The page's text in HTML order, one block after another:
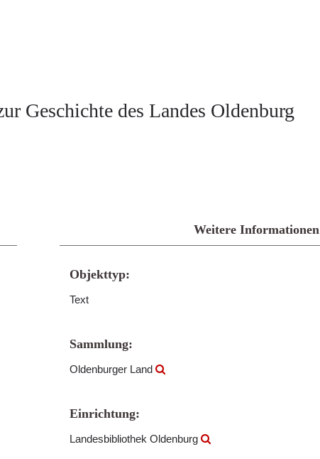
Geschichte des Landes Oldenburg
Weitere Informationen
Objekttyp:
Text
Sammlung:
Oldenburger Land
Einrichtung:
Landesbibliothek Oldenburg